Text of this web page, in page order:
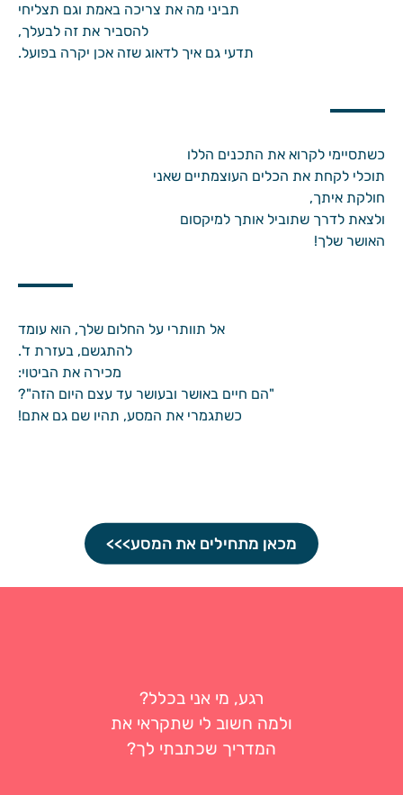
תביני מה את צריכה באמת וגם תצליחי
להסביר את זה לבעלך,
תדעי גם איך לדאוג שזה אכן יקרה בפועל.
כשתסיימי לקרוא את התכנים הללו
תוכלי לקחת את הכלים העוצמתיים שאני
חולקת איתך,
ולצאת לדרך שתוביל אותך למיקסום
האושר שלך!
אל תוותרי על החלום שלך, הוא עומד
להתגשם, בעזרת ד'.
מכירה את הביטוי:
"הם חיים באושר ובעושר עד עצם היום הזה"?
כשתגמרי את המסע, תהיו שם גם אתם!
מכאן מתחילים את המסע>>>
רגע, מי אני בכלל?
ולמה חשוב לי שתקראי את
המדריך שכתבתי לך?